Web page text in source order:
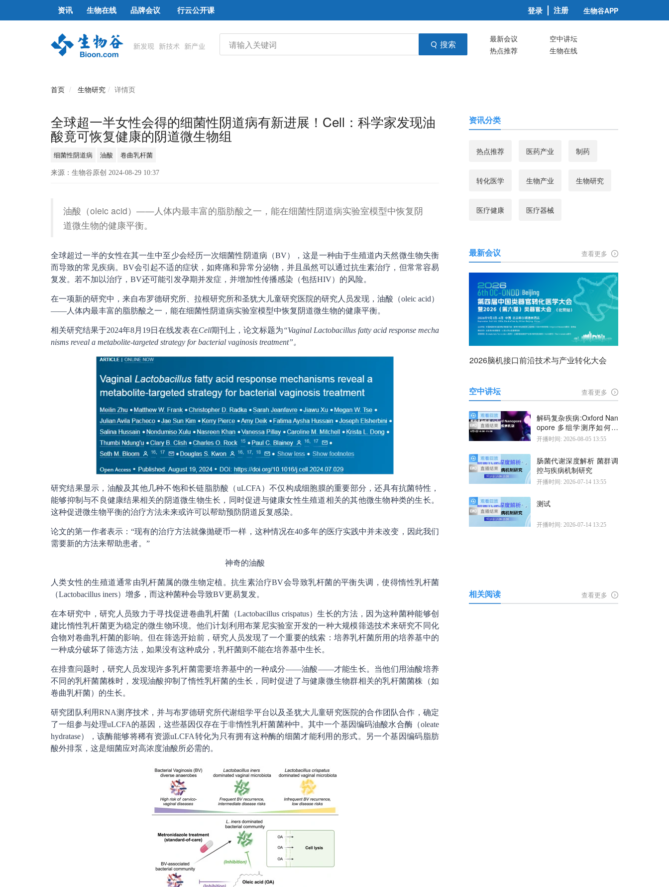
资讯 生物在线 品牌会议 行云公开课 登录 注册 生物谷APP
搜索 最新会议
空中讲坛
热点推荐
生物在线
首页 生物研究 详情页
全球超一半女性会得的细菌性阴道病有新进展！Cell：科学家发现油
酸竟可恢复健康的阴道微生物组
细菌性阴道病 油酸 卷曲乳杆菌
来源：生物谷原创 2024-08-29 10:37
油酸（oleic acid）——人体内最丰富的脂肪酸之一，能在细菌性阴道病实验室模型中恢复阴
道微生物的健康平衡。
全球超过一半的女性在其一生中至少会经历一次细菌性阴道病（BV），这是一种由于生殖道内天然微生物失衡
而导致的常见疾病。BV会引起不适的症状，如疼痛和异常分泌物，并且虽然可以通过抗生素治疗，但常常容易
复发。若不加以治疗，BV还可能引发孕期并发症，并增加性传播感染（包括HIV）的风险。
在一项新的研究中，来自布罗德研究所、拉根研究所和圣犹大儿童研究医院的研究人员发现，油酸（oleic acid）
——人体内最丰富的脂肪酸之一，能在细菌性阴道病实验室模型中恢复阴道微生物的健康平衡。
相关研究结果于2024年8月19日在线发表在Cell期刊上，论文标题为“Vaginal Lactobacillus fatty acid response mecha
nisms reveal a metabolite-targeted strategy for bacterial vaginosis treatment”。
研究结果显示，油酸及其他几种不饱和长链脂肪酸（uLCFA）不仅构成细胞膜的重要部分，还具有抗菌特性，
能够抑制与不良健康结果相关的阴道微生物生长，同时促进与健康女性生殖道相关的其他微生物种类的生长。
这种促进微生物平衡的治疗方法未来或许可以帮助预防阴道反复感染。
论文的第一作者表示：“现有的治疗方法就像抛硬币一样，这种情况在40多年的医疗实践中并未改变，因此我们
需要新的方法来帮助患者。”
神奇的油酸
人类女性的生殖道通常由乳杆菌属的微生物定植。抗生素治疗BV会导致乳杆菌的平衡失调，使得惰性乳杆菌
（Lactobacillus iners）增多，而这种菌种会导致BV更易复发。
在本研究中，研究人员致力于寻找促进卷曲乳杆菌（Lactobacillus crispatus）生长的方法，因为这种菌种能够创
建比惰性乳杆菌更为稳定的微生物环境。他们计划利用布莱尼实验室开发的一种大规模筛选技术来研究不同化
合物对卷曲乳杆菌的影响。但在筛选开始前，研究人员发现了一个重要的线索：培养乳杆菌所用的培养基中的
一种成分破坏了筛选方法，如果没有这种成分，乳杆菌则不能在培养基中生长。
在排查问题时，研究人员发现许多乳杆菌需要培养基中的一种成分——油酸——才能生长。当他们用油酸培养
不同的乳杆菌菌株时，发现油酸抑制了惰性乳杆菌的生长，同时促进了与健康微生物群相关的乳杆菌菌株（如
卷曲乳杆菌）的生长。
研究团队利用RNA测序技术，并与布罗德研究所代谢组学平台以及圣犹大儿童研究医院的合作团队合作，确定
了一组参与处理uLCFA的基因，这些基因仅存在于非惰性乳杆菌菌种中。其中一个基因编码油酸水合酶（oleate
hydratase），该酶能够将稀有资源uLCFA转化为只有拥有这种酶的细菌才能利用的形式。另一个基因编码脂肪
酸外排泵，这是细菌应对高浓度油酸所必需的。
资讯分类
热点推荐 医药产业 制药
转化医学 生物产业 生物研究
医疗健康 医疗器械
最新会议 查看更多
2026脑机接口前沿技术与产业转化大会
空中讲坛 查看更多
解码复杂疾病:Oxford Nan
opore 多组学测序如何揭
示疾病机制
开播时间: 2026-08-05 13:55
肠菌代谢深度解析 菌群调
控与疾病机制研究
开播时间: 2026-07-14 13:55
测试
开播时间: 2026-07-14 13:25
相关阅读 查看更多